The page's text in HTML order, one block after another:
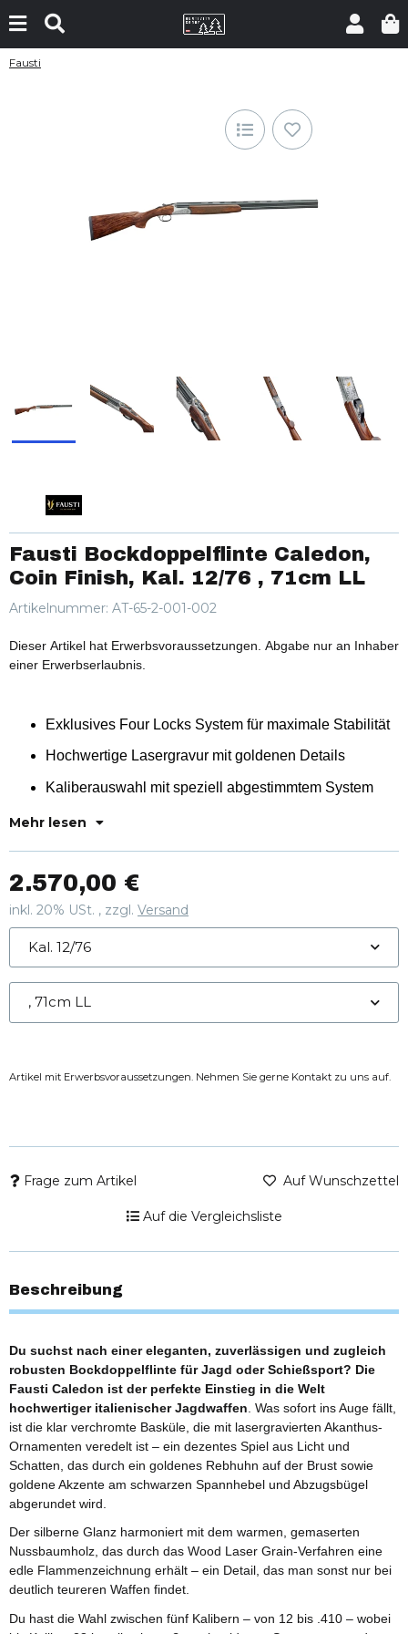
Fausti
Fausti Bockdoppelflinte Caledon,
Coin Finish, Kal. 12/76 , 71cm LL
Artikelnummer: AT-65-2-001-002
Dieser Artikel hat Erwerbsvoraussetzungen. Abgabe nur an Inhaber
einer Erwerbserlaubnis.
Exklusives Four Locks System für maximale Stabilität
Hochwertige Lasergravur mit goldenen Details
Kaliberauswahl mit speziell abgestimmtem System
Edles Nussbaumholz mit Laser Grain Finish
Mehr lesen
2.570,00 €
inkl. 20% USt. , zzgl. Versand
Kal. 12/76
, 71cm LL
Artikel mit Erwerbsvoraussetzungen. Nehmen Sie gerne Kontakt zu uns auf.
Frage zum Artikel Auf Wunschzettel
Auf die Vergleichsliste
Beschreibung
Du suchst nach einer eleganten, zuverlässigen und zugleich
robusten Bockdoppelflinte für Jagd oder Schießsport? Die
Fausti Caledon ist der perfekte Einstieg in die Welt
hochwertiger italienischer Jagdwaffen . Was sofort ins Auge fällt,
ist die klar verchromte Basküle, die mit lasergravierten Akanthus-
Ornamenten veredelt ist – ein dezentes Spiel aus Licht und
Schatten, das durch ein goldenes Rebhuhn auf der Brust sowie
goldene Akzente am schwarzen Spannhebel und Abzugsbügel
abgerundet wird.
Der silberne Glanz harmoniert mit dem warmen, gemaserten
Nussbaumholz, das durch das Wood Laser Grain-Verfahren eine
edle Flammenzeichnung erhält – ein Detail, das man sonst nur bei
deutlich teureren Waffen findet.
Du hast die Wahl zwischen fünf Kalibern – von 12 bis .410 – wobei